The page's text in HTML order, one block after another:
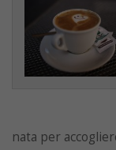
nata per